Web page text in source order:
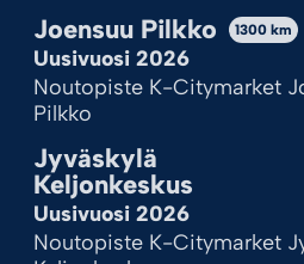
JUKEBOXI
14,95€
Lisää ostoskoriin
Joensuu Pilkko 1300 km
Uusivuosi 2026
Noutopiste K-Citymarket
Pilkko
Jyväskylä
Keljonkeskus
Uusivuosi 2026
Noutopiste K-Citymarket